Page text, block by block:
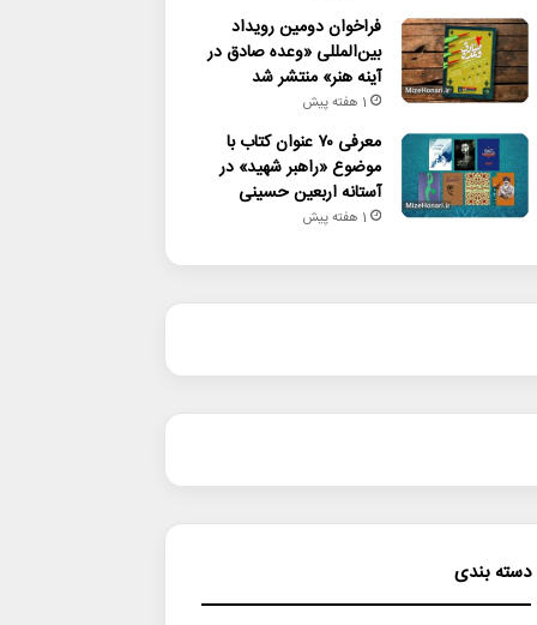
فراخوان دومین رویداد
بین‌المللی «وعده صادق در
آینه هنر» منتشر شد
1 هفته پیش
معرفی ۷۰ عنوان کتاب با
موضوع «راهبر شهید» در
آستانه اربعین حسینی
1 هفته پیش
دسته بندی